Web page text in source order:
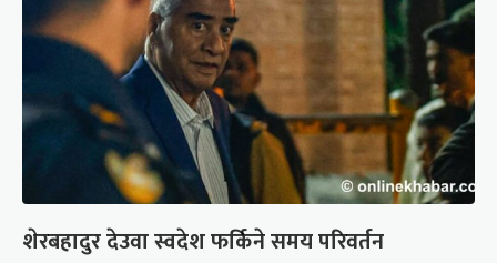
शेरबहादुर देउवा स्वदेश फर्किने समय परिवर्तन